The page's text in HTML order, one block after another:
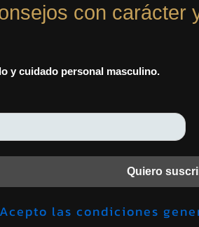
con carácter
y cuidado personal masculino.
Quiero
Acepto